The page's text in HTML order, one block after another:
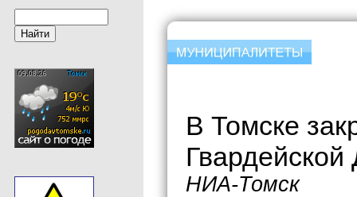
В Томске
Гвардейской
НИА-Томск